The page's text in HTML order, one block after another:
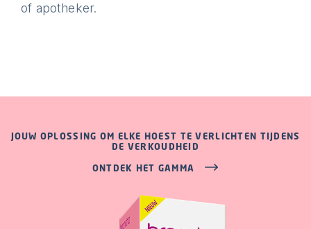
of apotheker.
JOUW OPLOSSING OM ELKE HOEST TE VERLICHTEN TIJDENS
DE VERKOUDHEID
ONTDEK HET GAMMA